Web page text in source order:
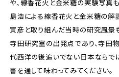
や、線香花火と金米糖の実験写真
島浩による線香花火と金米糖の解
寅彦と取り組んだ当時の研究風景
寺田研究室の出発点であり、寺田
代西洋の後追いでない日本ならで
書を通して味わってみてください。